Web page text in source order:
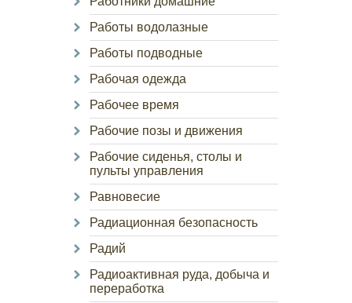
Работы водолазные
Работы подводные
Рабочая одежда
Рабочее время
Рабочие позы и движения
Рабочие сиденья, столы и
пульты управления
Равновесие
Радиационная безопасность
Радий
Радиоактивная руда, добыча и
переработка